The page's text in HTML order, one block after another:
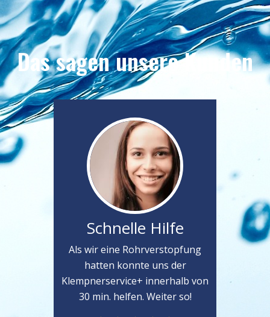
Das sagen unsere Kunden
Schnelle Hilfe
Als wir eine Rohrverstopfung
hatten konnte uns der
Klempnerservice+ innerhalb von
30 min. helfen. Weiter so!